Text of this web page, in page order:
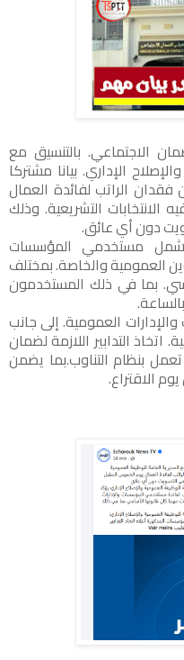
الاجتماعي. بالتنسيق مع
الإداري. بيانا مشتركا
الراتب لفائدة العمال
التشريعية. وذلك
دون أي عائق.
مستخدمي المؤسسات
العمومية والخاصة. بمختلف
بما في ذلك المستخدمون
العمومية. إلى جانب
اتخاذ التدابير اللازمة لضمان
بنظام التناوب.بما يضمن
الاقتراع.